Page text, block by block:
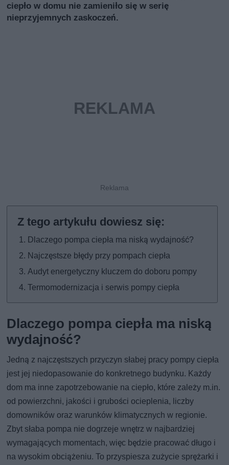
ciepło w domu nie zamieniło się w serię
nieprzyjemnych zaskoczeń.
Dlaczego pompa ciepła ma niską wydajność?
Najczęstsze błędy przy pompach ciepła
Audyt energetyczny kluczem do doboru pompy
Termomodernizacja i serwis pompy ciepła
Dlaczego pompa ciepła ma niską
wydajność?
Jedną z najczęstszych przyczyn słabej pracy pompy ciepła
jest jej niedopasowanie do konkretnego budynku. Każdy
dom ma inne zapotrzebowanie na ciepło, które zależy m.in.
od powierzchni, jakości i grubości ocieplenia, liczby
domowników oraz warunków klimatycznych w regionie.
Zbyt słaba pompa nie dogrzeje wnętrz w najbardziej
wymagających momentach, więc będzie pracować długo i
na wysokim obciążeniu. To przyspiesza zużycie sprężarki i